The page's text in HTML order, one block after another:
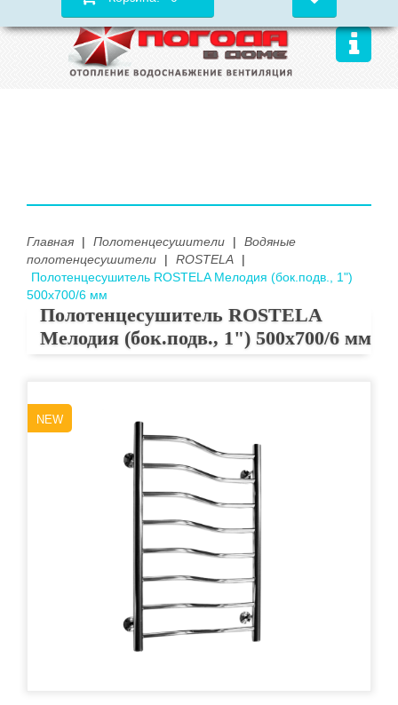
Главная | Полотенцесушители |
Водяные
полотенцесушители
| ROSTELA
|
Полотенцесушитель ROSTELA Мелодия (бок.подв., 1")
500х700/6 мм
Полотенцесушитель ROSTELA
Мелодия (бок.подв., 1") 500х700/6 мм
NEW